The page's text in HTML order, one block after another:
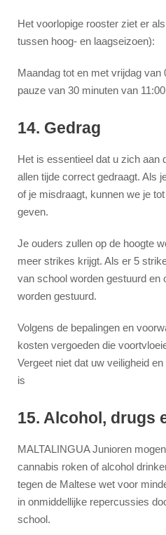
Het voorlopige rooster ziet er
tussen hoog- en laagseizoen):
Maandag tot en met vrijdag van
pauze van 30 minuten van
14. Gedrag
Het is essentieel dat u zich aan
allen tijde correct gedraagt. Als
of je misdraagt, kunnen we je
geven.
Je ouders zullen op de hoogte
meer strikes krijgt. Als er 5
van school worden gestuurd en
worden gestuurd.
Volgens de bepalingen en
kosten vergoeden die
Vergeet niet dat uw veiligheid
is
15. Alcohol, drugs
MALTALINGUA Junioren
cannabis roken of alcohol
tegen de Maltese wet voor
in onmiddellijke repercussies
school.